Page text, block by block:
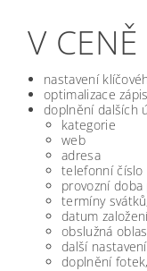
V
nastavení
optimalizace
doplnění dalších
kategorie
web
adresa
telefonní číslo
provozní
termíny
datum
obslužná
další
doplnění